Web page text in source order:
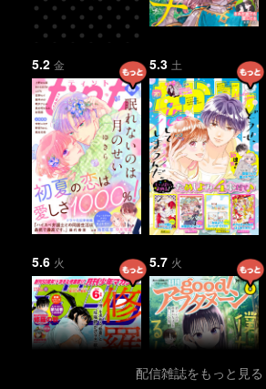
5.2 金 5.3 土
5.6 火 5.7 火
配信雑誌をもっと見る